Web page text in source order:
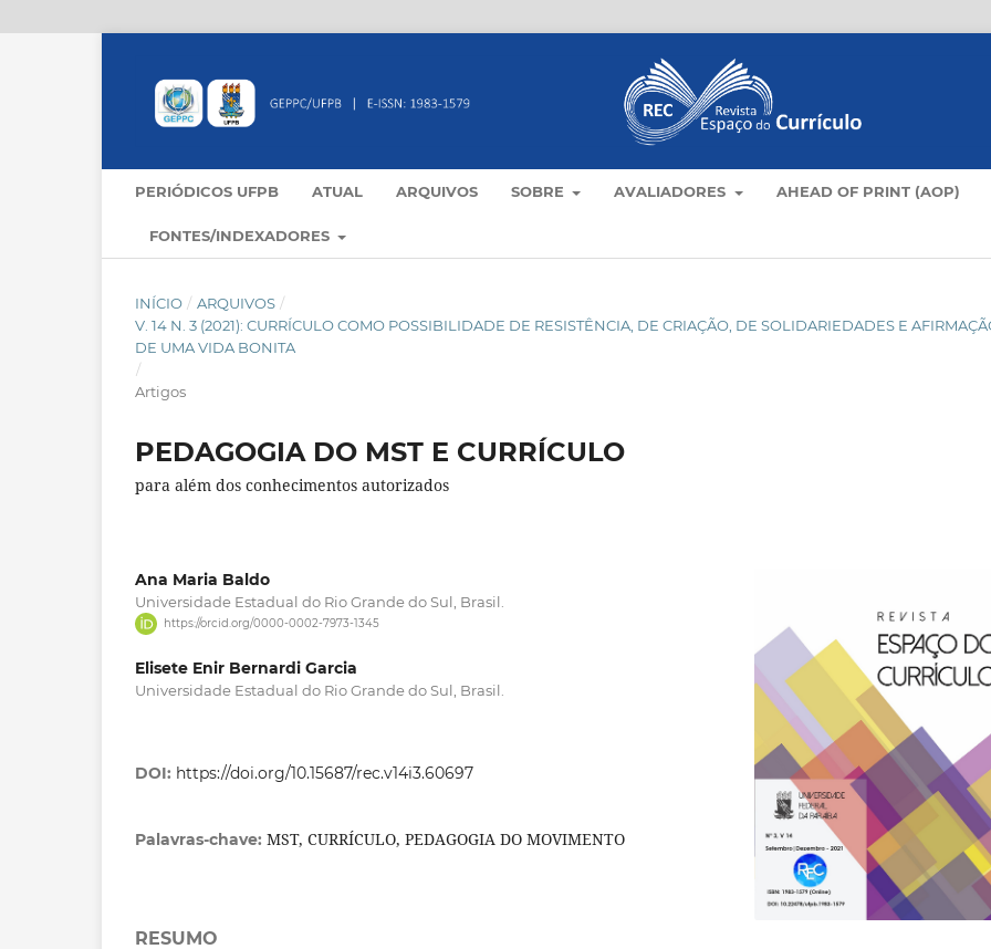
PERIÓDICOS UFPB ATUAL ARQUIVOS SOBRE AVALIADORES AHEAD OF PRINT (AOP)
FONTES/INDEXADORES
INÍCIO / ARQUIVOS /
V. 14 N. 3 (2021): CURRÍCULO COMO POSSIBILIDADE DE RESISTÊNCIA, DE CRIAÇÃO, DE SOLIDARIEDADES E
DE UMA VIDA BONITA
/
Artigos
PEDAGOGIA DO MST E CURRÍCULO
para além dos conhecimentos autorizados
Ana Maria Baldo
Universidade Estadual do Rio Grande do Sul, Brasil.
https://orcid.org/0000-0002-7973-1345
Elisete Enir Bernardi Garcia
Universidade Estadual do Rio Grande do Sul, Brasil.
DOI: https://doi.org/10.15687/rec.v14i3.60697
Palavras-chave: MST, CURRÍCULO, PEDAGOGIA DO MOVIMENTO
RESUMO